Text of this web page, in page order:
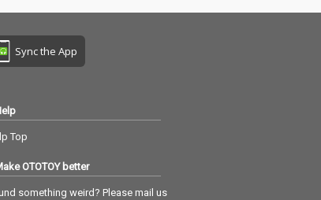
Sync the App
Top
OTOTOY better
something weird? Please mail us